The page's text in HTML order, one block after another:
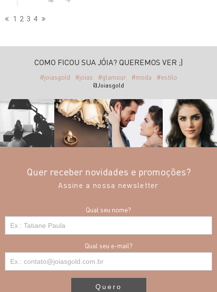
1 2 3 4
COMO FICOU SUA JÓIA? QUEREMOS VER ;)
#joiasgold #joias #glamour #moda #estilo
@Joiasgold
Quer receber novidades e promoções?
Assine a nossa newsletter
Qual seu nome?
Qual seu e-mail?
Quero